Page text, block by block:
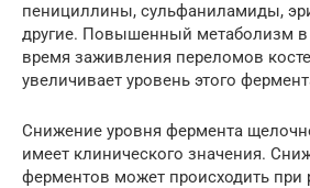
пенициллины, сульфаниламиды,
другие. Повышенный метаболизм в
время заживления переломов
увеличивает уровень этого
Снижение уровня фермента
имеет клинического значения.
ферментов может происходить при